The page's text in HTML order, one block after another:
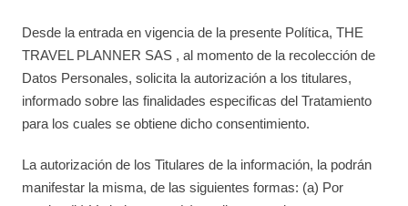
Desde la entrada en vigencia de la presente Política, THE
TRAVEL PLANNER SAS , al momento de la recolección de
Datos Personales, solicita la autorización a los titulares,
informado sobre las finalidades especificas del Tratamiento
para los cuales se obtiene dicho consentimiento.
La autorización de los Titulares de la información, la podrán
manifestar la misma, de las siguientes formas: (a) Por